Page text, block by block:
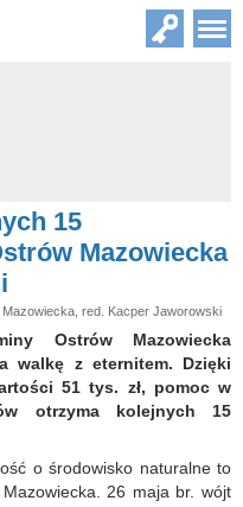
15
Mazowiecka
red. Kacper Jaworowski
Ostrów Mazowiecka
walkę z eternitem. Dzięki
51 tys. zł, pomoc w
otrzyma kolejnych 15
o środowisko naturalne to
26 maja br. wójt